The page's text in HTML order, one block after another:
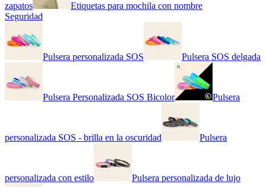
zapatos
Etiquetas para mochila con nombre
Seguridad
Pulsera personalizada SOS Pulsera SOS delgada
Pulsera Personalizada SOS Bicolor Pulsera
personalizada SOS - brilla en la oscuridad Pulsera
personalizada con estilo Pulsera personalizada de lujo